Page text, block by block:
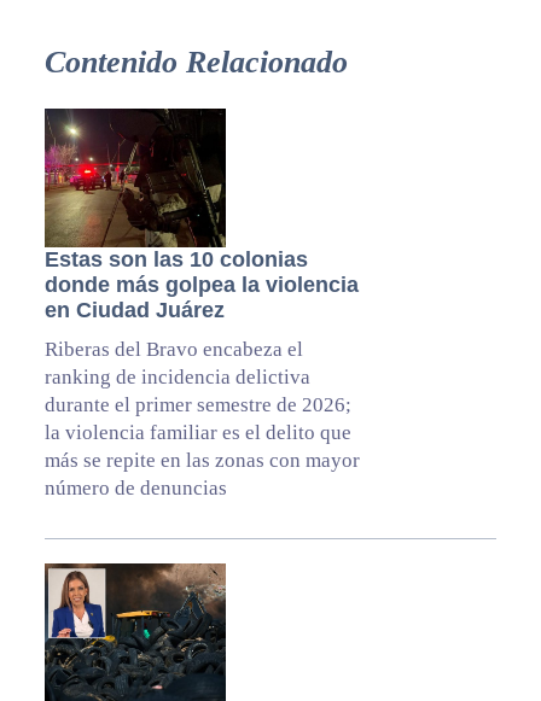
Contenido Relacionado
Estas son las 10 colonias
donde más golpea la violencia
en Ciudad Juárez
Riberas del Bravo encabeza el
ranking de incidencia delictiva
durante el primer semestre de 2026;
la violencia familiar es el delito que
más se repite en las zonas con mayor
número de denuncias